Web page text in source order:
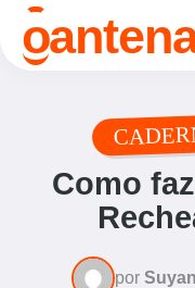
o
Como
por